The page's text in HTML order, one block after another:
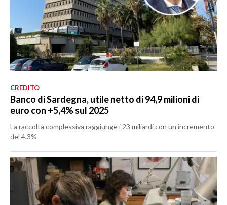
CREDITO
Banco di Sardegna, utile netto di 94,9 milioni di
euro con +5,4% sul 2025
La raccolta complessiva raggiunge i 23 miliardi con un incremento
del 4,3%